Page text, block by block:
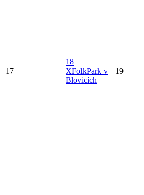
17
18
XFolkPark v
Blovicích
19